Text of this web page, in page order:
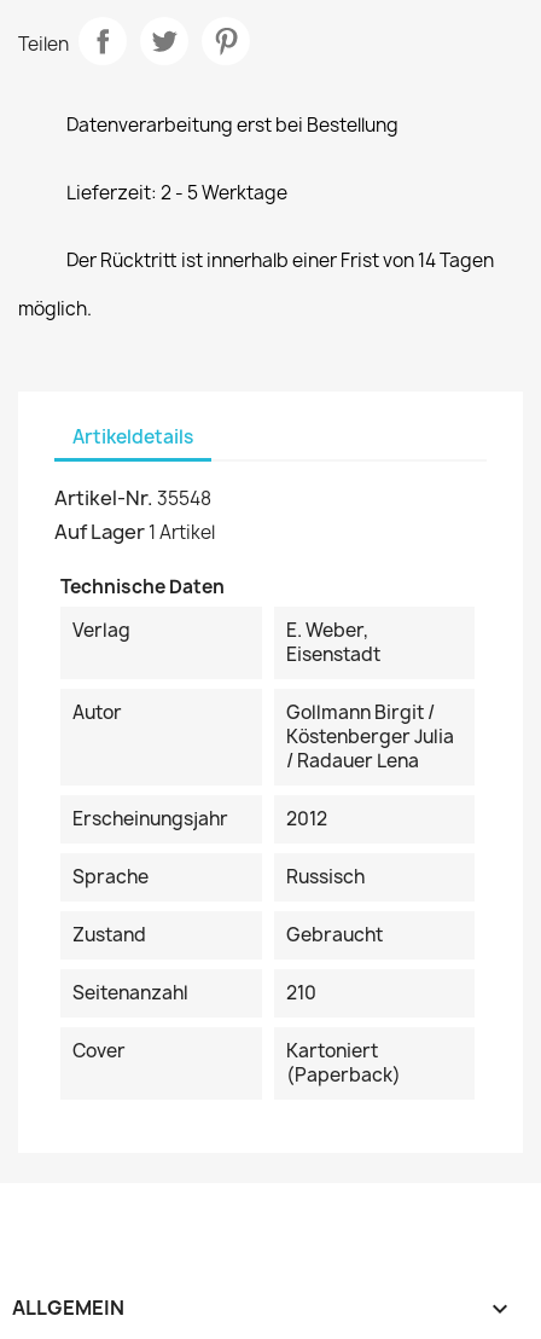
Teilen
Datenverarbeitung erst bei Bestellung
Lieferzeit: 2 - 5 Werktage
Der Rücktritt ist innerhalb einer Frist von 14 Tagen
möglich.
Artikeldetails
Artikel-Nr. 35548
Auf Lager1 Artikel
Technische Daten
Verlag
E. Weber,
Eisenstadt
Autor
Gollmann Birgit /
Köstenberger Julia
/ Radauer Lena
Erscheinungsjahr 2012
Sprache Russisch
Zustand Gebraucht
Seitenanzahl 210
Cover
Kartoniert
(Paperback)
ALLGEMEIN 